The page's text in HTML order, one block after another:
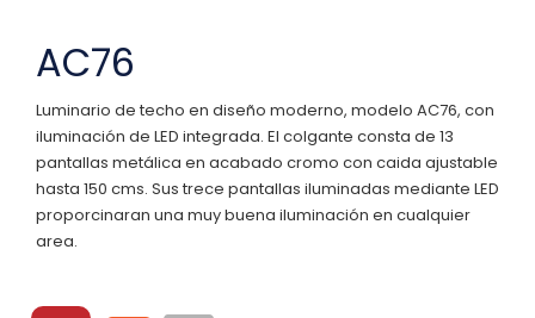
AC76
Luminario de techo en diseño moderno, modelo AC76, con
iluminación de LED integrada. El colgante consta de 13
pantallas metálica en acabado cromo con caida ajustable
hasta 150 cms. Sus trece pantallas iluminadas mediante LED
proporcinaran una muy buena iluminación en cualquier
area.